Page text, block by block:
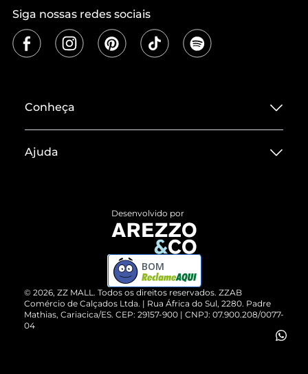
Siga nossas redes sociais
Conheça
Termos de Uso
ZZ MALL é confiável
Cartão Presente
Vendas Corporativas
Ajuda
Devolução do Produto
Compre pelo WhatsApp
© 2026, ZZ MALL. Todos os direitos reservados. ZZAB
Comércio de Calçados Ltda. | Rua África do Sul, 2280. Padre
Mathias, Cariacica/ES. CEP: 29157-900 | CNPJ: 07.900.208/0077-
04
Desenvolvido por
BOM